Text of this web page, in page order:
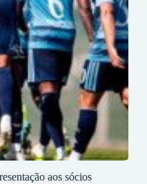
aos sócios